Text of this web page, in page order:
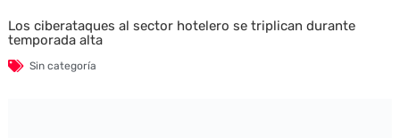
Los ciberataques al sector hotelero se triplican durante
temporada alta
Sin categoría